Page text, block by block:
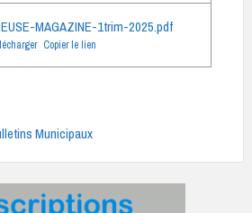
MAGAZINE-1trim-2025.pdf
Copier le lien
Municipaux